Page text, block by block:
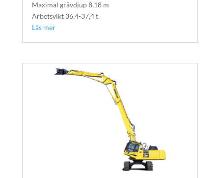
Maximal grävdjup 8,18 m
Arbetsvikt 36,4-37,4 t.
Läs mer